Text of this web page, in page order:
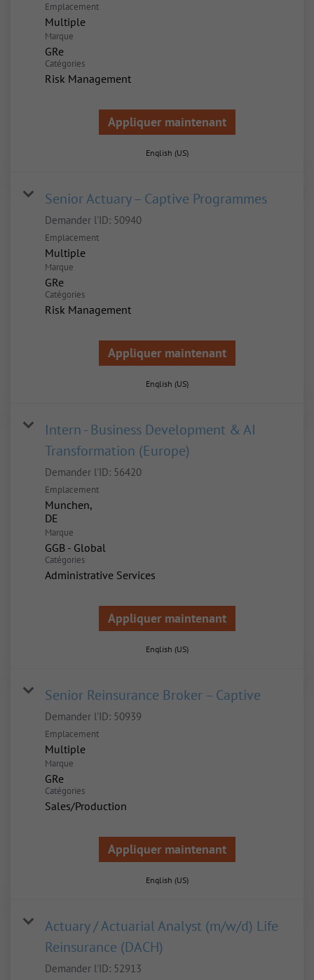
Emplacement
Multiple
Marque
GRe
Catégories
Risk Management
Appliquer maintenant
English (US)
Senior Actuary – Captive Programmes
Demander l'ID: 50940
Emplacement
Multiple
Marque
GRe
Catégories
Risk Management
Appliquer maintenant
English (US)
Intern - Business Development & AI
Transformation (Europe)
Demander l'ID: 56420
Emplacement
Munchen,
Marque
GGB - Global
Catégories
Administrative Services
Appliquer maintenant
English (US)
Senior Reinsurance Broker – Captive
Demander l'ID: 50939
Emplacement
Multiple
Marque
GRe
Catégories
Sales/Production
Appliquer maintenant
English (US)
Actuary / Actuarial Analyst (m/w/d) Life
Reinsurance (DACH)
Demander l'ID: 52913